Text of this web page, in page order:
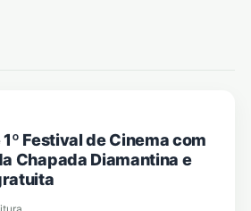
Festival de Cinema com
Chapada Diamantina e